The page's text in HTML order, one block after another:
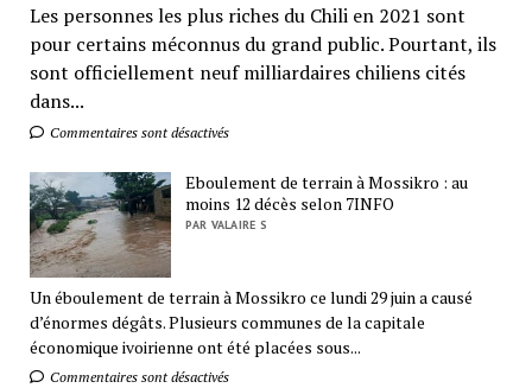
Les personnes les plus riches du Chili en 2021 sont
pour certains méconnus du grand public. Pourtant, ils
sont officiellement neuf milliardaires chiliens cités
dans...
Commentaires sont désactivés
Eboulement de terrain à Mossikro : au
moins 12 décès selon 7INFO
PAR VALAIRE S
Un éboulement de terrain à Mossikro ce lundi 29 juin a causé
d’énormes dégâts. Plusieurs communes de la capitale
économique ivoirienne ont été placées sous...
Commentaires sont désactivés